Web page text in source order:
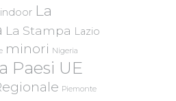
indoor La
La Stampa Lazio
minori Nigeria
Paesi UE
Piemonte